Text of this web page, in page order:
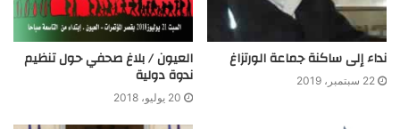
نداء إلى ساكنة جماعة الورتزاغ
22 سبتمبر، 2019
العيون / بلاغ صحفي حول تنظيم
ندوة دولية
20 يوليو، 2018